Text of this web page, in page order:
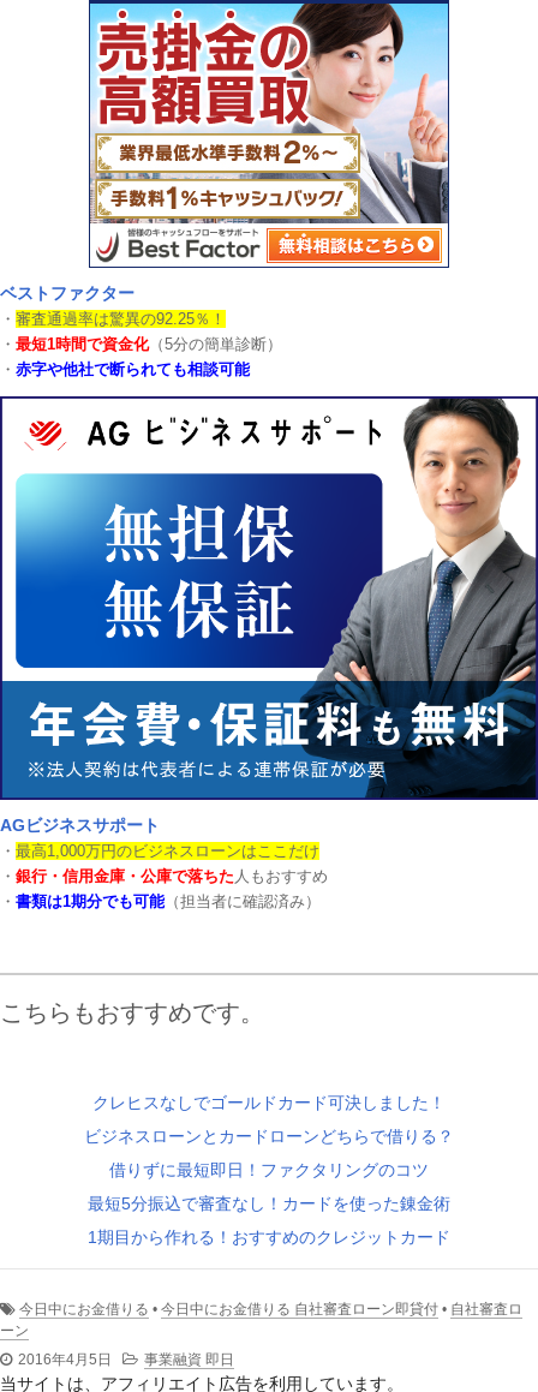
ベストファクター
・ 審査通過率は驚異の92.25％！
・ 最短1時間で資金化（5分の簡単診断）
・ 赤字や他社で断られても相談可能
AGビジネスサポート
・ 最高1,000万円のビジネスローンはここだけ
・ 銀行・信用金庫・公庫で落ちた 人もおすすめ
・ 書類は1期分でも可能 （担当者に確認済み）
こちらもおすすめです。
クレヒスなしでゴールドカード可決しました！
ビジネスローンとカードローンどちらで借りる？
借りずに最短即日！ファクタリングのコツ
最短5分振込で審査なし！カードを使った錬金術
1期目から作れる！おすすめのクレジットカード
今日中にお金借りる • 今日中にお金借りる 自社審査ローン即貸付 • 自社審査ロ
ーン
2016年4月5日
事業融資 即日
当サイトは、アフィリエイト広告を利用しています。